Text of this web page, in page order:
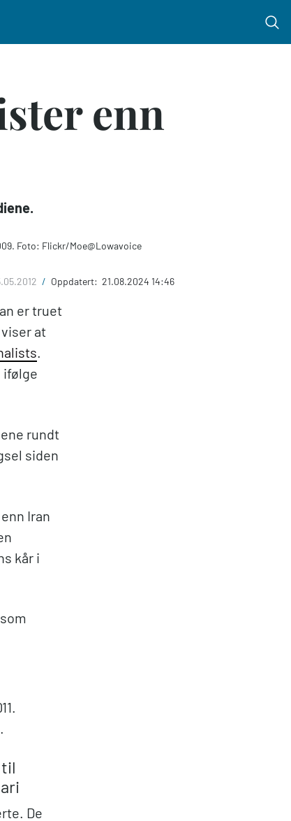
enn
Foto: Flickr/Moe@Lowavoice
/ Oppdatert: 21.08.2024 14:46
er truet
at
.
ifølge
rundt
siden
Iran
kår i
De